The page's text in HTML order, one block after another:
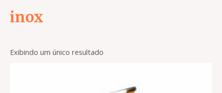
inox
Exibindo um único resultado